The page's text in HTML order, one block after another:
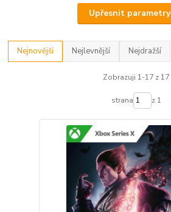
Upřesnit parametry
Nejnovější Nejlevnější Nejdražší
Zobrazuji 1-17 z 17
strana z 1